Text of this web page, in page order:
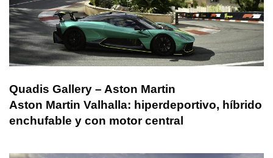
Quadis Gallery – Aston Martin
Aston Martin Valhalla: hiperdeportivo, híbrido
enchufable y con motor central